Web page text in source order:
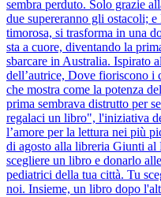
sembra perduto. Solo grazie
due supereranno gli ostacoli;
timorosa, si trasforma in una
sta a cuore, diventando la
sbarcare in Australia. Ispirato
dell’autrice, Dove fioriscono i
che mostra come la potenza
prima sembrava distrutto per
regalaci un libro", l'iniziativa
l’amore per la lettura nei più
di agosto alla libreria Giunti
scegliere un libro e donarlo
pediatrici della tua città. Tu
noi. Insieme, un libro dopo